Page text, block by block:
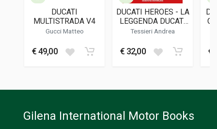
DATA DI STAMPA
21.5 x 21.5 x 1.5 cm
DUCATI
MULTISTRADA V4
Gucci Matteo
€ 49,00
DUCATI HEROES - LA
LEGGENDA DUCATI
IN SUPERBIKE
SUOI PILOTI
Tessieri Andrea
€ 32,00 €
Gilena International Motor Books